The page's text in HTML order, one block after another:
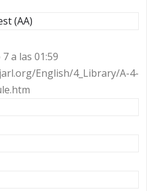
(AA)
a las 01:59
English/4_Library/A-4-